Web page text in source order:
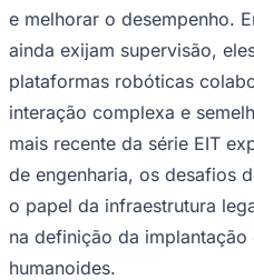
Competições de Futebol
Brasileirão Série A
Brasileirão Série B
Paulistão
Copa do Brasil
Libertadores
Sul-Americana
Copa América
Champions League
Premier League
La Liga
Bundesliga
Mundial 2026
e melhorar o desempenho.
ainda exijam supervisão,
plataformas robóticas
interação complexa e
mais recente da série EIT
de engenharia, os desafios
o papel da infraestrutura
na definição da
humanoides.